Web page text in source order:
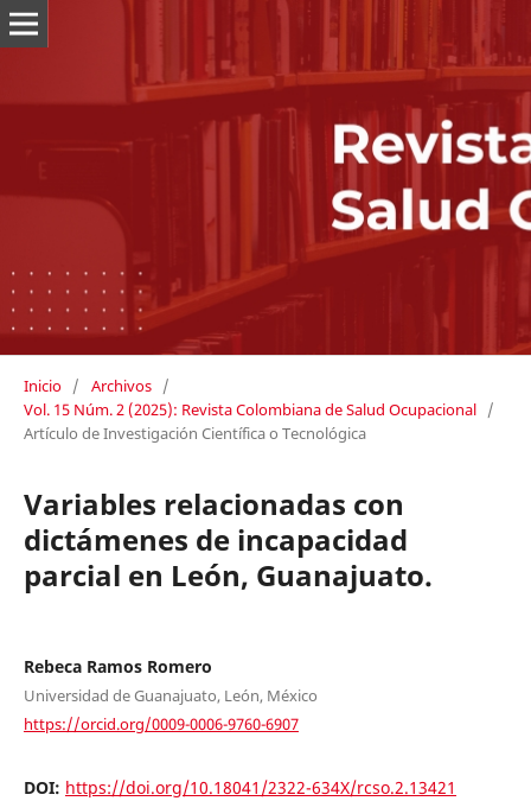
Inicio / Archivos /
Vol. 15 Núm. 2 (2025): Revista Colombiana de Salud Ocupacional /
Artículo de Investigación Científica o Tecnológica
Variables relacionadas con
dictámenes de incapacidad
parcial en León, Guanajuato.
Rebeca Ramos Romero
Universidad de Guanajuato, León, México
https://orcid.org/0009-0006-9760-6907
DOI: https://doi.org/10.18041/2322-634X/rcso.2.13421